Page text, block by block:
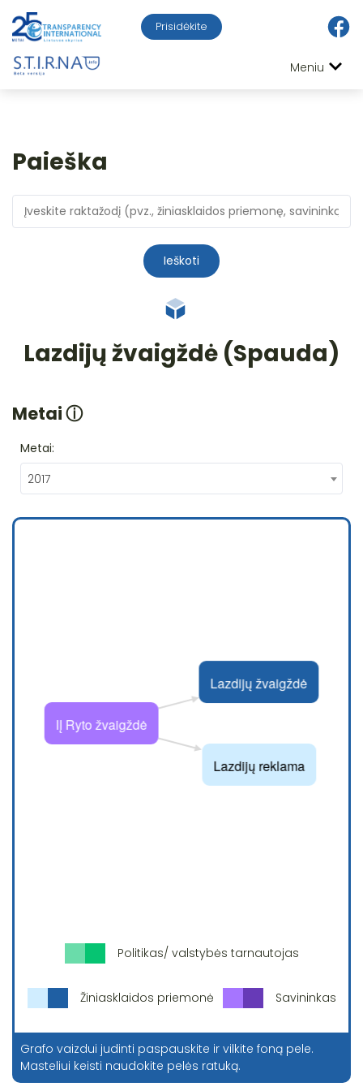
Prisidėkite
Meniu
Paieška
Ieškoti
Lazdijų žvaigždė (Spauda)
Metaiⓘ
Metai:
2017
Politikas/ valstybės tarnautojas
Žiniasklaidos priemonė Savininkas
Grafo vaizdui judinti paspauskite ir vilkite foną pele.
Masteliui keisti naudokite pelės ratuką.